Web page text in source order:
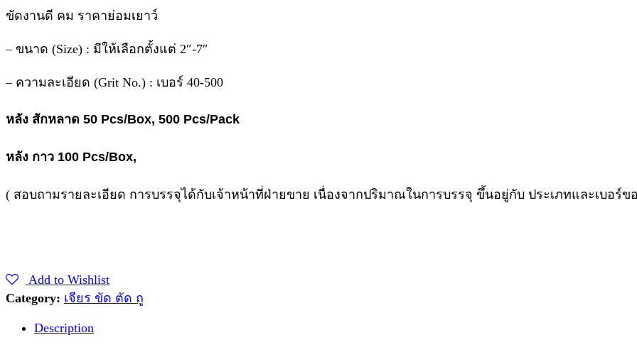
ขัดงานดี คม ราคาย่อมเยาว์
– ขนาด (Size) : มีให้เลือกตั้งแต่ 2″-7″
– ความละเอียด (Grit No.) : เบอร์ 40-500
หลัง สักหลาด 50 Pcs/Box, 500 Pcs/Pack
หลัง กาว 100 Pcs/Box,
( สอบถามรายละเอียด การบรรจุได้กับเจ้าหน้าที่ฝ่ายขาย เนื่องจากปริมาณในการบรรจุ ขึ้นอยู่กับ ประเภทและเบอร์ข
Add to Wishlist
Category: เจียร ขัด ตัด ถู
Description